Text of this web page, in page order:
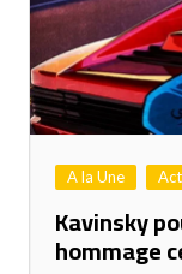
A la Une
Kavinsky
hommage